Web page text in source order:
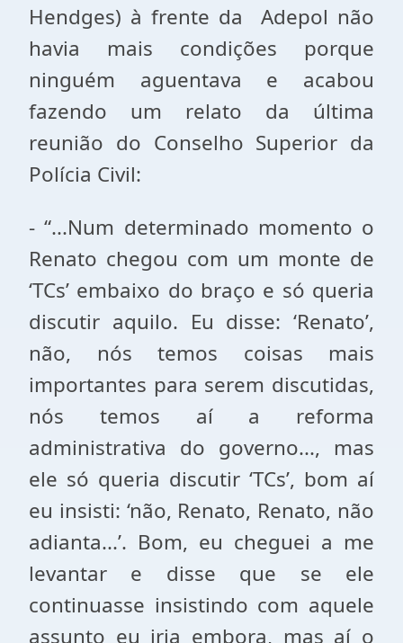
Hendges) à frente da Adepol não
havia mais condições porque
ninguém aguentava e acabou
fazendo um relato da última
reunião do Conselho Superior da
Polícia Civil:
- “...Num determinado momento o
Renato chegou com um monte de
‘TCs’ embaixo do braço e só queria
discutir aquilo. Eu disse: ‘Renato’,
não, nós temos coisas mais
importantes para serem discutidas,
nós temos aí a reforma
administrativa do governo..., mas
ele só queria discutir ‘TCs’, bom aí
eu insisti: ‘não, Renato, Renato, não
adianta...’. Bom, eu cheguei a me
levantar e disse que se ele
continuasse insistindo com aquele
assunto eu iria embora, mas aí o